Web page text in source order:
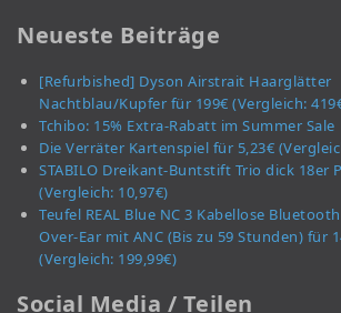
Neueste Beiträge
[Refurbished] Dyson Airstrait Haarglätter
Nachtblau/Kupfer für 199€ (Vergleich:
Tchibo: 15% Extra-Rabatt im Summer Sale
Die Verräter Kartenspiel für 5,23€
STABILO Dreikant-Buntstift Trio dick 18er
(Vergleich: 10,97€)
Teufel REAL Blue NC 3 Kabellose
Over-Ear mit ANC (Bis zu 59 Stunden) für
(Vergleich: 199,99€)
Social Media / Teilen